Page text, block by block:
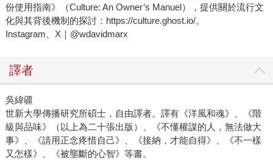
份使用指南》（Culture: An Owner’s Manuel），提供關於流行文
化與其背後機制的探討：https://culture.ghost.io/。
Instagram、X｜@wdavidmarx
譯者
吳緯疆
世新大學傳播研究所碩士，自由譯者。譯有《洋風和魂》、《階
級與品味》（以上為二十張出版）、《不懂權謀的人，無法做大
事》、《請用正念疼惜自己》、《接納，才能自得》、《不一樣
又怎樣》、《被壟斷的心智》等書。